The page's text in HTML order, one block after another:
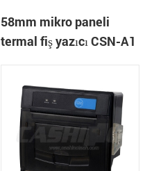
58mm mikro paneli
termal fiş yazıcı CSN-A1